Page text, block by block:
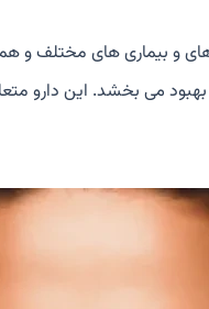
و بیماری های مختلف و
می بخشد. این دارو